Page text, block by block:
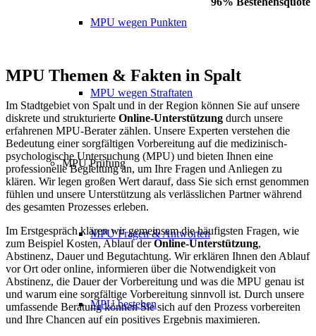
MPU wegen Punkten
MPU wegen Straftaten
MPU Prüfung
MPU Fragen & Antworten
MPU bestehen
MPU Themen & Fakten in Spalt
Im Stadtgebiet von Spalt und in der Region können Sie auf unsere
diskrete und strukturierte Online-Unterstützung durch unsere
erfahrenen MPU-Berater zählen. Unsere Experten verstehen die
Bedeutung einer sorgfältigen Vorbereitung auf die medizinisch-
psychologische Untersuchung (MPU) und bieten Ihnen eine
professionelle Begleitung an, um Ihre Fragen und Anliegen zu
klären. Wir legen großen Wert darauf, dass Sie sich ernst genommen
fühlen und unsere Unterstützung als verlässlichen Partner während
des gesamten Prozesses erleben.
Im Erstgespräch klären wir gemeinsam die häufigsten Fragen, wie
zum Beispiel Kosten, Ablauf derOnline-Unterstützung,
Abstinenz, Dauer und Begutachtung. Wir erklären Ihnen den Ablauf
vor Ort oder online, informieren über die Notwendigkeit von
Abstinenz, die Dauer der Vorbereitung und was die MPU genau ist
und warum eine sorgfältige Vorbereitung sinnvoll ist. Durch unsere
umfassende Beratung können Sie sich auf den Prozess vorbereiten
und Ihre Chancen auf ein positives Ergebnis maximieren.